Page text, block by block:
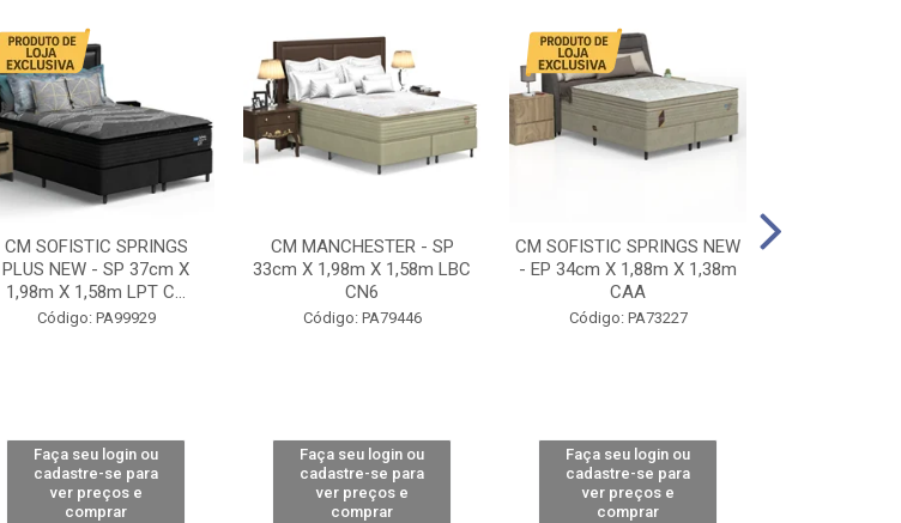
CM SOFISTIC SPRINGS
PLUS NEW - SP 37cm X
1,98m X 1,58m LPT C...
Código: PA99929
Faça seu login ou
cadastre-se para
ver preços e
comprar
CM MANCHESTER - SP
33cm X 1,98m X 1,58m LBC
CN6
Código: PA79446
Faça seu login ou
cadastre-se para
ver preços e
comprar
CM SOFISTIC SPRINGS NEW
- EP 34cm X 1,88m X 1,38m
CAA
Código: PA73227
Faça seu login ou
cadastre-se para
ver preços e
comprar